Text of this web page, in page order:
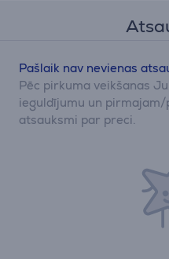
Pašlaik nav nevienas
Pēc pirkuma veikšanas
ieguldījumu un
atsauksmi par preci.